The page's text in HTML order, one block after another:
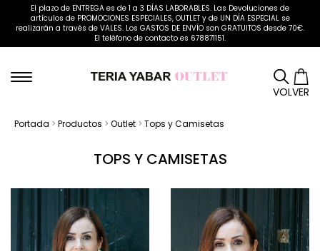
El plazo de ENTREGA es de 1 a 3 DÍAS LABORABLES. Las Devoluciones de
artículos de PROMOCIONES ESPECIALES, OUTLET y de UN DÍA ESPECIAL se
realizarán a través de VALES. Los GASTOS DE ENVÍO son GRATUITOS desde 70€.
El teléfono de contacto es 678871151.
VOLVER
Portada > Productos > Outlet > Tops y Camisetas
TOPS Y CAMISETAS